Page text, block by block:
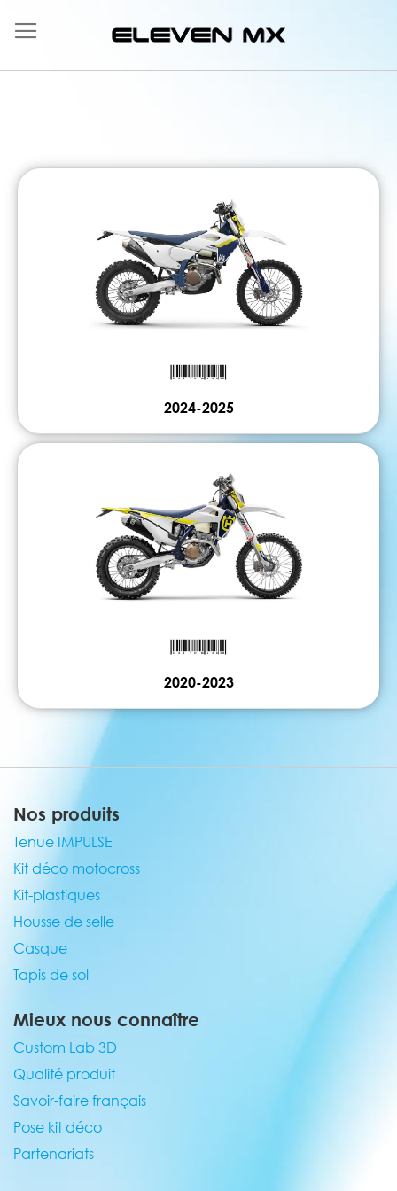
au
contenu
2024-2025
2020-2023
Nos produits
Tenue IMPULSE
Kit déco motocross
Kit-plastiques
Housse de selle
Casque
Tapis de sol
Mieux nous connaître
Custom Lab 3D
Qualité produit
Savoir-faire français
Pose kit déco
Partenariats